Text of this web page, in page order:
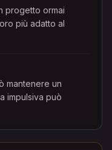
progetto ormai
più adatto al
mantenere un
impulsiva può